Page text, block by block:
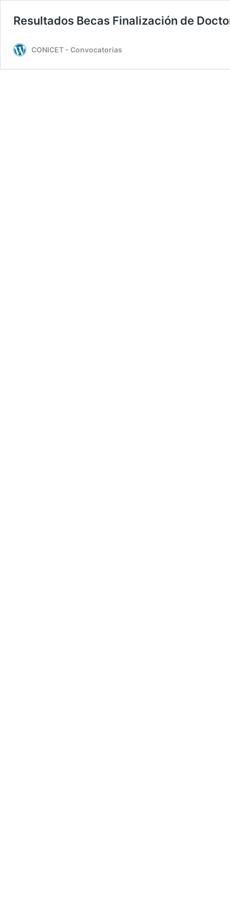
Resultados Becas Finalización de
CONICET - Convocatorias